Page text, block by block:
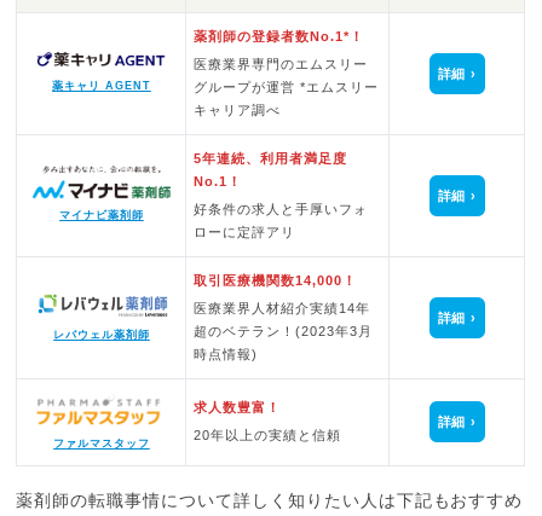
薬キャリ AGENT
薬剤師の登録者数No.1*！
医療業界専門のエムスリー
グループが運営 *エムスリー
キャリア調べ
詳細
マイナビ薬剤師
5年連続、利用者満足度
No.1！
好条件の求人と手厚いフォ
ローに定評アリ
詳細
レバウェル薬剤師
取引医療機関数14,000！
医療業界人材紹介実績14年
超のベテラン！(2023年3月
時点情報)
詳細
ファルマスタッフ
求人数豊富！
20年以上の実績と信頼
詳細
薬剤師の転職事情について詳しく知りたい人は下記もおすすめ